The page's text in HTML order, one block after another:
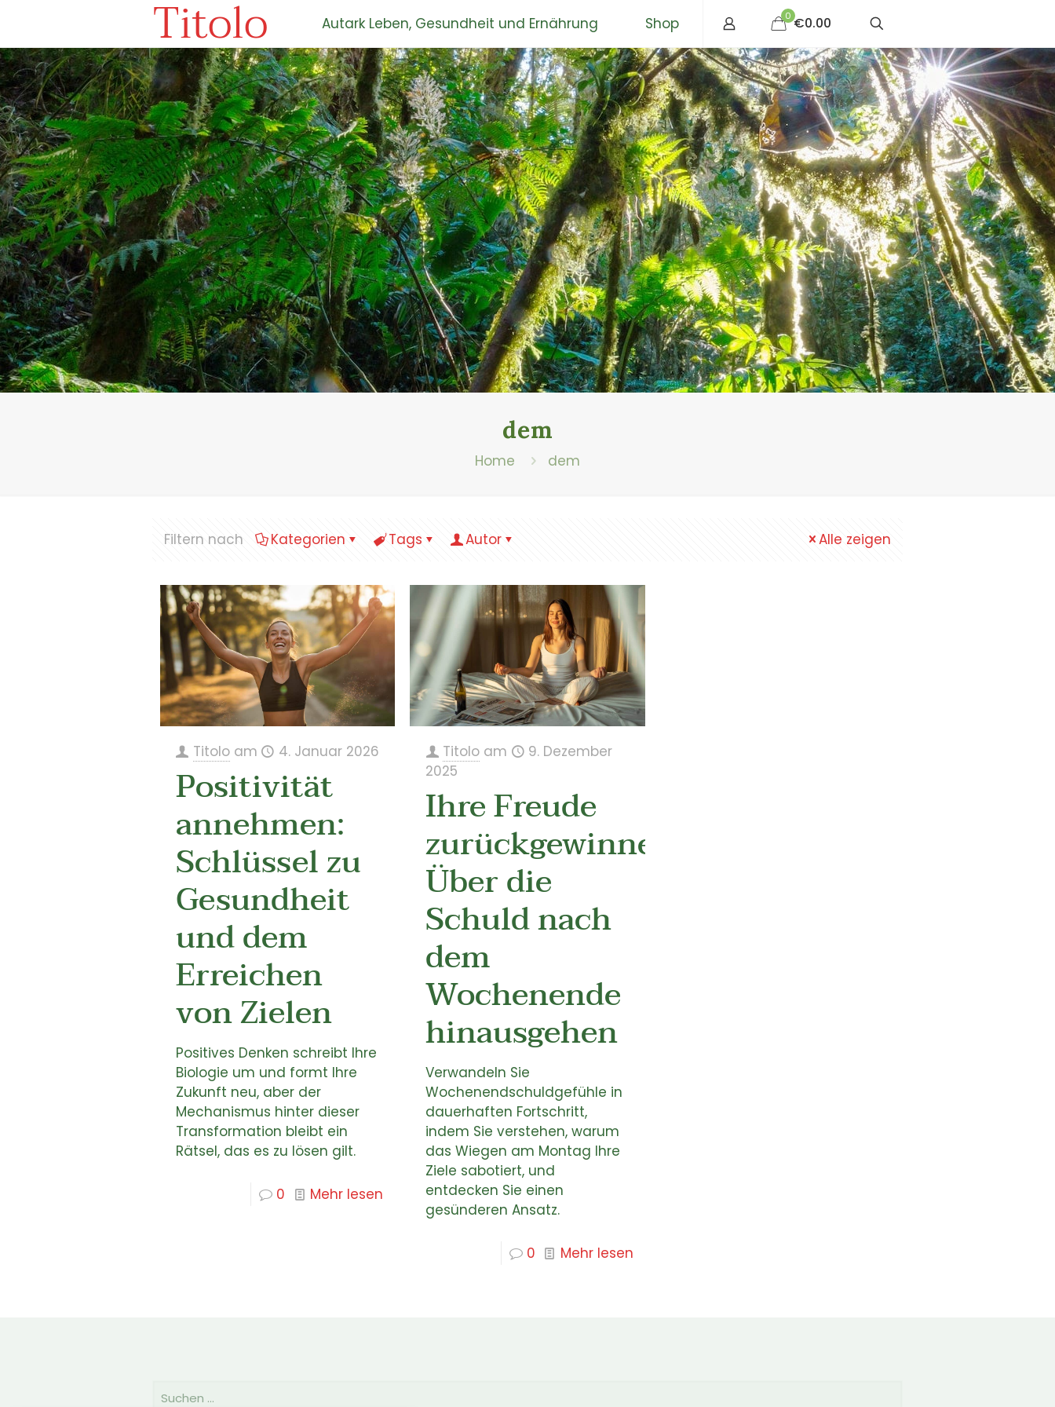
Titolo Autark Leben, Gesundheit und Ernährung Shop 0 €0.00
dem
Home dem
Filtern nach Kategorien Tags Autor Alle zeigen
Titolo am 4. Januar 2026
Positivität
annehmen:
Schlüssel zu
Gesundheit
und dem
Erreichen
von Zielen
Positives Denken schreibt Ihre
Biologie um und formt Ihre
Zukunft neu, aber der
Mechanismus hinter dieser
Transformation bleibt ein
Rätsel, das es zu lösen gilt.
0 Mehr lesen
Titolo am
9. Dezember
2025
Ihre Freude
zurückgewinnen:
Über die
Schuld nach
dem
Wochenende
hinausgehen
Verwandeln Sie
Wochenendschuldgefühle in
dauerhaften Fortschritt,
indem Sie verstehen, warum
das Wiegen am Montag Ihre
Ziele sabotiert, und
entdecken Sie einen
gesünderen Ansatz.
0 Mehr lesen